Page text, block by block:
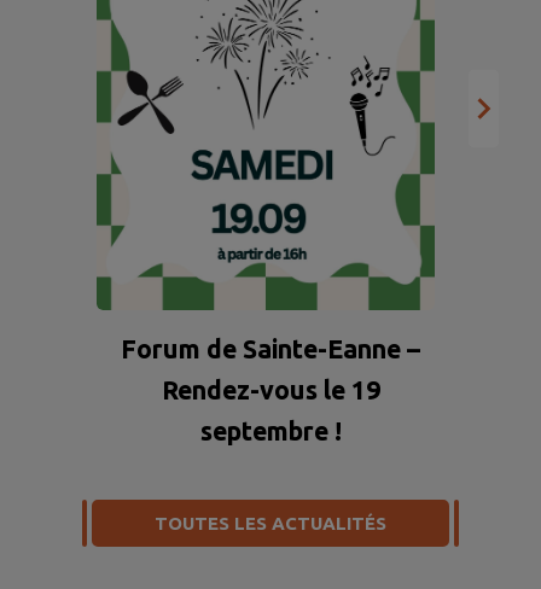
SERTAD, du SMEG et du SECO
passent en alerte renforcée.
Le réseau des eaux du
Niortais est placé en
vigilance. Particuliers,
Forum de Sainte-Eanne –
Rendez-vous le 19
septembre !
TOUTES LES ACTUALITÉS